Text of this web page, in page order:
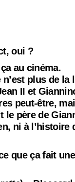
oui ?
au cinéma.
plus de
II et
peut-être,
le père de
ni à l’histoire
que ça fait